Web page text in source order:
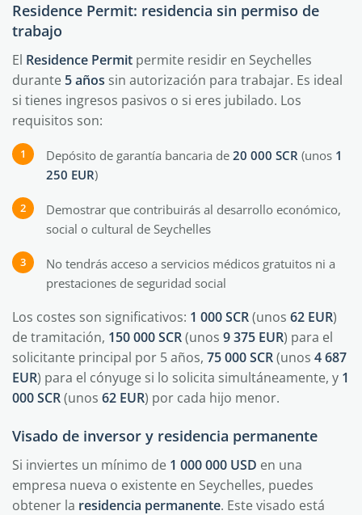
Residence Permit: residencia sin permiso de
trabajo
El Residence Permit permite residir en Seychelles
durante 5 años sin autorización para trabajar. Es ideal
si tienes ingresos pasivos o si eres jubilado. Los
requisitos son:
Depósito de garantía bancaria de 20 000 SCR (unos 1
250 EUR)
Demostrar que contribuirás al desarrollo económico,
social o cultural de Seychelles
No tendrás acceso a servicios médicos gratuitos ni a
prestaciones de seguridad social
Los costes son significativos: 1 000 SCR(unos 62 EUR)
de tramitación, 150 000 SCR(unos 9 375 EUR) para el
solicitante principal por 5 años, 75 000 SCR(unos 4 687
EUR) para el cónyuge si lo solicita simultáneamente, y 1
000 SCR(unos 62 EUR) por cada hijo menor.
Visado de inversor y residencia permanente
Si inviertes un mínimo de 1 000 000 USD en una
empresa nueva o existente en Seychelles, puedes
obtener la residencia permanente. Este visado está